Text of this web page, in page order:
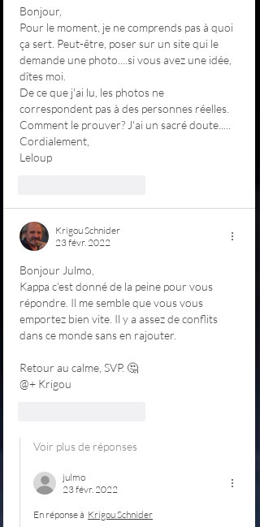
Bonjour,
Pour le moment, je ne comprends pas à quoi
ça sert. Peut-être, poser sur un site qui le
demande une photo....si vous avez une idée,
dîtes moi.
De ce que j'ai lu, les photos ne
correspondent pas à des personnes réelles.
Comment le prouver? J'ai un sacré doute.....
Cordialement,
Leloup
Krigou Schnider
23 févr. 2022
Bonjour Julmo,
Kappa c'est donné de la peine pour vous
répondre. Il me semble que vous vous
emportez bien vite. Il y a assez de conflits
dans ce monde sans en rajouter.
Retour au calme, SVP. 🤔
@+ Krigou
Voir plus de réponses
julmo
23 févr. 2022
En réponse à Krigou Schnider